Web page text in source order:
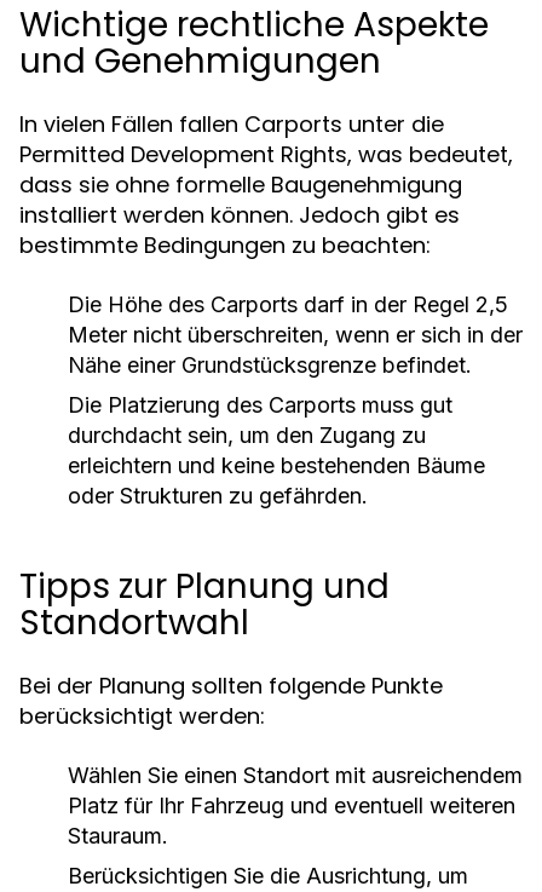
Wichtige rechtliche Aspekte
und Genehmigungen
In vielen Fällen fallen Carports unter die
Permitted Development Rights, was bedeutet,
dass sie ohne formelle Baugenehmigung
installiert werden können. Jedoch gibt es
bestimmte Bedingungen zu beachten:
Die Höhe des Carports darf in der Regel 2,5
Meter nicht überschreiten, wenn er sich in der
Nähe einer Grundstücksgrenze befindet.
Die Platzierung des Carports muss gut
durchdacht sein, um den Zugang zu
erleichtern und keine bestehenden Bäume
oder Strukturen zu gefährden.
Tipps zur Planung und
Standortwahl
Bei der Planung sollten folgende Punkte
berücksichtigt werden:
Wählen Sie einen Standort mit ausreichendem
Platz für Ihr Fahrzeug und eventuell weiteren
Stauraum.
Berücksichtigen Sie die Ausrichtung, um